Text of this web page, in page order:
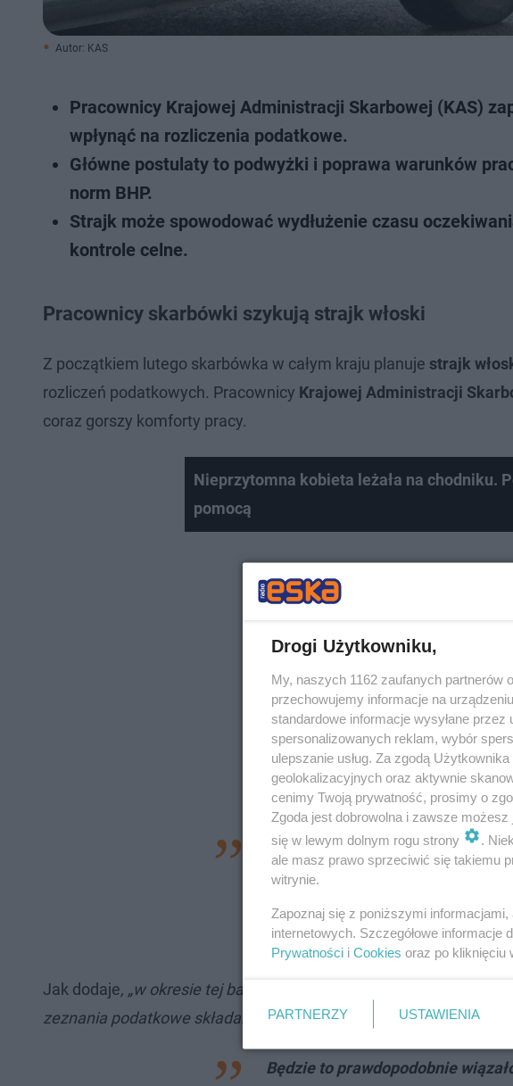
Autor: KAS
Pracownicy Krajowej Administracji Skarbowej (KAS)
wpłynąć na rozliczenia podatkowe.
Główne postulaty to podwyżki i poprawa warunków
norm BHP.
Strajk może spowodować wydłużenie czasu
kontrole celne.
Pracownicy skarbówki szykują strajk włoski
Z początkiem lutego skarbówka w całym kraju planuje strajk
rozliczeń podatkowych. Pracownicy Krajowej Administracji
coraz gorszy komforty pracy.
Nieprzytomna kobieta leżała na chodniku.
pomocą
Chcemy podwyżek. 90 procent
powinno zostać wymienionych, bo
- mówi w
Dominik Lach- szef Solidarności
Jak dodaje, „w okresie tej bardzo wzmożonej pracy, nasi
zeznania podatkowe składane przez naszych obywateli”.
Będzie to prawdopodobnie
Drogi Użytkowniku,
My, naszych 1162 zaufanych partnerów
przechowujemy informacje na
standardowe informacje wysyłane
spersonalizowanych reklam, wybór
ulepszanie usług. Za zgodą
geolokalizacyjnych oraz aktywnie
cenimy Twoją prywatność, prosimy o
Zgoda jest dobrowolna i zawsze
się w lewym dolnym rogu strony
.
ale masz prawo sprzeciwić się takiemu
witrynie.
Zapoznaj się z poniższymi
internetowych. Szczegółowe
Prywatności i Cookies oraz po kliknięciu
PARTNERZY USTAWIENIA